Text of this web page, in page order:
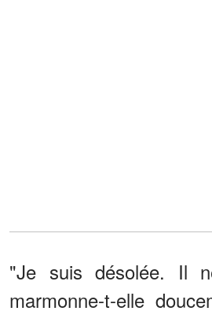
"Je suis désolée. Il
marmonne-t-elle